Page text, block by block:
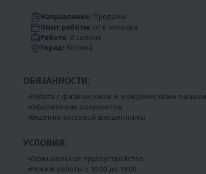
Направление: Продажи
Опыт работы: от 6 месяцев
Работа: В салоне
Город: Москва
ОБЯЗАННОСТИ:
Работа с физическими и юридическими лицами
Оформление документов
Ведение кассовой дисциплины
УСЛОВИЯ:
Официальное трудоустройство
Режим работы с 10:00 до 19:00